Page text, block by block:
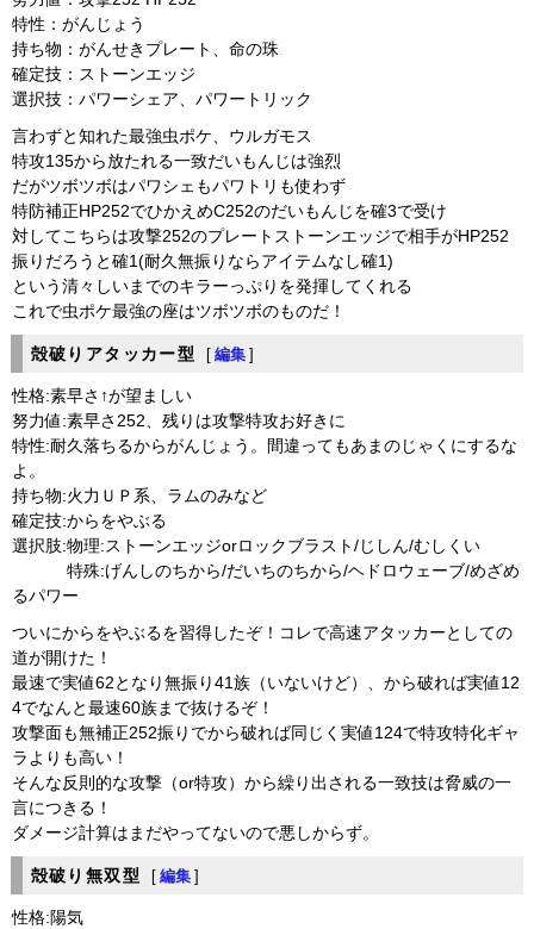
特性：がんじょう
持ち物：がんせきプレート、命の珠
確定技：ストーンエッジ
選択技：パワーシェア、パワートリック
言わずと知れた最強虫ポケ、ウルガモス
特攻135から放たれる一致だいもんじは強烈
だがツボツボはパワシェもパワトリも使わず
特防補正HP252でひかえめC252のだいもんじを確3で受け
対してこちらは攻撃252のプレートストーンエッジで相手がHP252
振りだろうと確1(耐久無振りならアイテムなし確1)
という清々しいまでのキラーっぷりを発揮してくれる
これで虫ポケ最強の座はツボツボのものだ！
殻破りアタッカー型 [ 編集 ]
性格:素早さ↑が望ましい
努力値:素早さ252、残りは攻撃特攻お好きに
特性:耐久落ちるからがんじょう。間違ってもあまのじゃくにするな
よ。
持ち物:火力ＵＰ系、ラムのみなど
確定技:からをやぶる
選択肢:物理:ストーンエッジorロックブラスト/じしん/むしくい
特殊:げんしのちから/だいちのちから/ヘドロウェーブ/めざめ
るパワー
ついにからをやぶるを習得したぞ！コレで高速アタッカーとしての
道が開けた！
最速で実値62となり無振り41族（いないけど）、から破れば実値12
4でなんと最速60族まで抜けるぞ！
攻撃面も無補正252振りでから破れば同じく実値124で特攻特化ギャ
ラよりも高い！
そんな反則的な攻撃（or特攻）から繰り出される一致技は脅威の一
言につきる！
ダメージ計算はまだやってないので悪しからず。
殻破り無双型 [ 編集 ]
性格:陽気